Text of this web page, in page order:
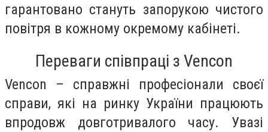
гарантовано стануть запорукою чистого
повітря в кожному окремому кабінеті.
Переваги співпраці з Vencon
Vencon – справжні професіонали своєї
справи, які на ринку України працюють
впродовж довготривалого часу. Увазі